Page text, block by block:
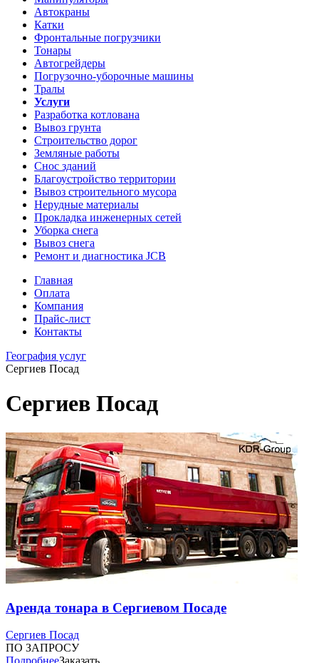
Автокраны
Катки
Фронтальные погрузчики
Тонары
Автогрейдеры
Погрузочно-уборочные машины
Тралы
Услуги
Разработка котлована
Вывоз грунта
Строительство дорог
Земляные работы
Снос зданий
Благоустройство территории
Вывоз строительного мусора
Нерудные материалы
Прокладка инженерных сетей
Уборка снега
Вывоз снега
Ремонт и диагностика JCB
Главная
Оплата
Компания
Прайс-лист
Контакты
География услуг
Сергиев Посад
Сергиев Посад
Аренда тонара в Сергиевом Посаде
Сергиев Посад
ПО ЗАПРОСУ